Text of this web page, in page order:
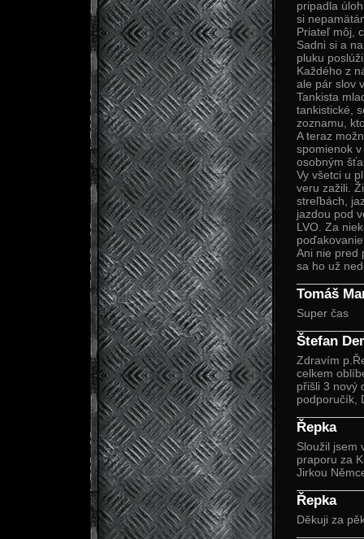
pripadla
si
Priateľ môj,
Sadni si a
pluku
Každého z
ale pár slov
Tankista
tankistické,
zoznamu,
A teraz
spomienok
osobným
Vy všetci u
veru zažili.
streľbách,
jazdou pod
LVO. Za
Ani nie pred
sa ho už
Tomáš
Super čas
Štefan
Zdravím
celkem
přišli 3 nový
podporučík,
Řepka
Sloužil jsem
praporu za
Jirkou
Řepka
Děkuji za